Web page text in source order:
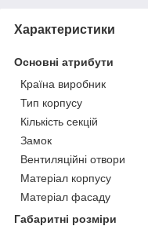
Характеристики
Основні атрибути
Країна виробник
Тип корпусу
Кількість секцій
Замок
Вентиляційні отвори
Матеріал корпусу
Матеріал фасаду
Габаритні розміри